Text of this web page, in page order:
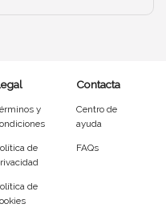
Cuidado en mi casa
Pasear a los animales
y
de
de
Contacta
Centro de
ayuda
FAQs